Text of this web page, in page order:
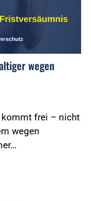
wegen
kommt frei – nicht
wegen